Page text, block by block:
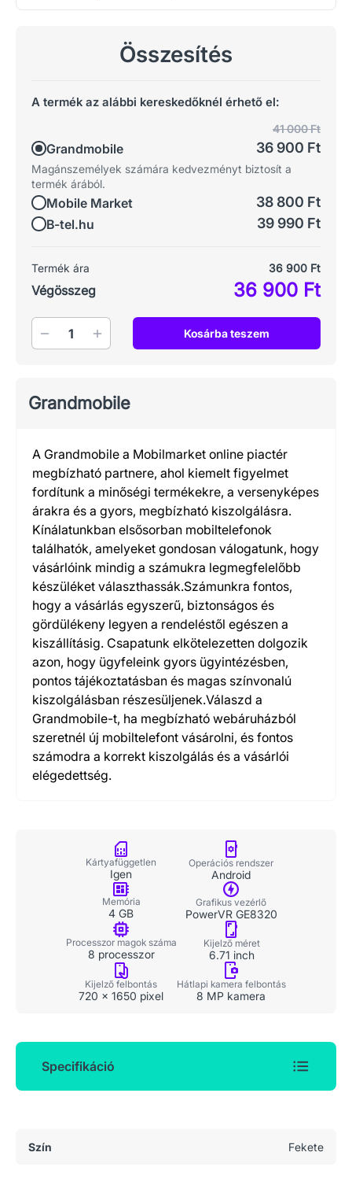
Összesítés
A termék az alábbi kereskedőknél érhető el:
Grandmobile
41 000 Ft
36 900 Ft
Magánszemélyek számára kedvezményt biztosít a
termék árából.
Mobile Market 38 800 Ft
B-tel.hu 39 990 Ft
Termék ára 36 900 Ft
Végösszeg 36 900 Ft
Mennyiség Kosárba teszem
Grandmobile
A Grandmobile a Mobilmarket online piactér
megbízható partnere, ahol kiemelt figyelmet
fordítunk a minőségi termékekre, a versenyképes
árakra és a gyors, megbízható kiszolgálásra.
Kínálatunkban elsősorban mobiltelefonok
találhatók, amelyeket gondosan válogatunk, hogy
vásárlóink mindig a számukra legmegfelelőbb
készüléket választhassák.Számunkra fontos,
hogy a vásárlás egyszerű, biztonságos és
gördülékeny legyen a rendeléstől egészen a
kiszállításig. Csapatunk elkötelezetten dolgozik
azon, hogy ügyfeleink gyors ügyintézésben,
pontos tájékoztatásban és magas színvonalú
kiszolgálásban részesüljenek.Válaszd a
Grandmobile-t, ha megbízható webáruházból
szeretnél új mobiltelefont vásárolni, és fontos
számodra a korrekt kiszolgálás és a vásárlói
elégedettség.
Kártyafüggetlen
Igen
Operációs rendszer
Android
Memória
4 GB
Grafikus vezérlő
PowerVR GE8320
Processzor magok száma
8 processzor
Kijelző méret
6.71 inch
Kijelző felbontás
720 x 1650 pixel
Hátlapi kamera felbontás
8 MP kamera
Specifikáció
Szín Fekete